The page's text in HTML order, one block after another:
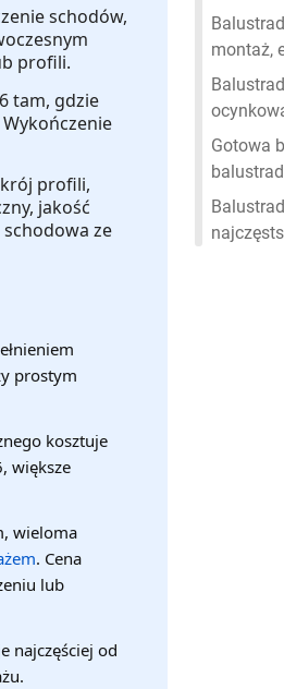
schodów,
profili.
tam, gdzie
profili,
jakość
ze
prostym
kosztuje
większe
wieloma
. Cena
lub
najczęściej od
montaż,
Gotowa